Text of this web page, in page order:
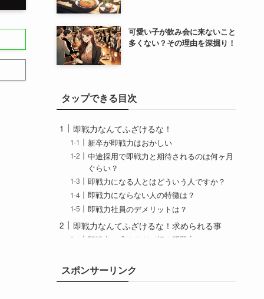
可愛い子が飲み会に来ないこと
多くない？その理由を深掘り！
タップできる目次
即戦力なんてふざけるな！
新卒が即戦力はおかしい
中途採用で即戦力と期待されるのは何ヶ月
ぐらい？
即戦力になる人とはどういう人ですか？
即戦力にならない人の特徴は？
即戦力社員のデメリットは？
即戦力なんてふざけるな！求められる事
即戦力と求めすぎが招く問題点
中途採用に求めすぎはリスクを伴う
転職して即戦力？プレッシャーをどう管理
スポンサーリンク